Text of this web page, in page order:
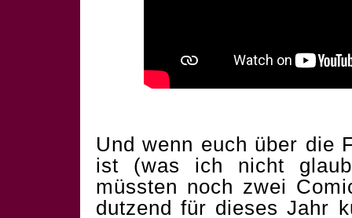
Und wenn euch über die
ist (was ich nicht
müssten noch zwei
dutzend für dieses Jahr